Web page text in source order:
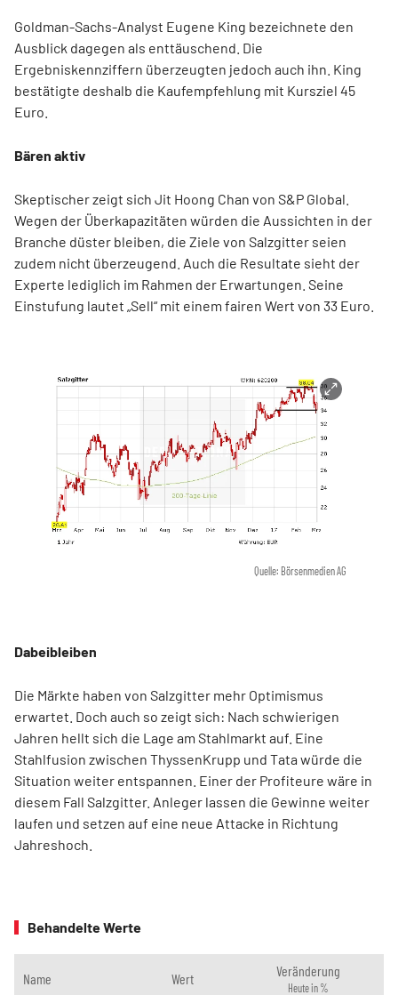
Goldman-Sachs-Analyst Eugene King bezeichnete den
Ausblick dagegen als enttäuschend. Die
Ergebniskennziffern überzeugten jedoch auch ihn. King
bestätigte deshalb die Kaufempfehlung mit Kursziel 45
Euro.
Bären aktiv
Skeptischer zeigt sich Jit Hoong Chan von S&P Global.
Wegen der Überkapazitäten würden die Aussichten in der
Branche düster bleiben, die Ziele von Salzgitter seien
zudem nicht überzeugend. Auch die Resultate sieht der
Experte lediglich im Rahmen der Erwartungen. Seine
Einstufung lautet „Sell“ mit einem fairen Wert von 33 Euro.
Quelle: Börsenmedien AG
Dabeibleiben
Die Märkte haben von Salzgitter mehr Optimismus
erwartet. Doch auch so zeigt sich: Nach schwierigen
Jahren hellt sich die Lage am Stahlmarkt auf. Eine
Stahlfusion zwischen ThyssenKrupp und Tata würde die
Situation weiter entspannen. Einer der Profiteure wäre in
diesem Fall Salzgitter. Anleger lassen die Gewinne weiter
laufen und setzen auf eine neue Attacke in Richtung
Jahreshoch.
Behandelte Werte
Name Wert Veränderung
Heute in %